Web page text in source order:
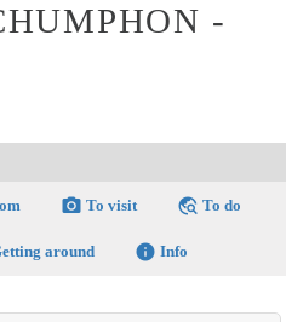
-
photo_camera To visit travel_explore To do
around info Info